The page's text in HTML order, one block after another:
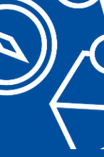
Cancella filtri